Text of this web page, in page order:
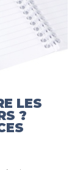
LES
?